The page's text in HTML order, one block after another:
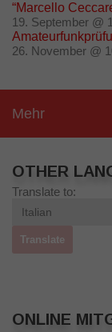
“Marcello
19. September @
26. November @
Mehr
OTHER
Translate to:
ONLINE